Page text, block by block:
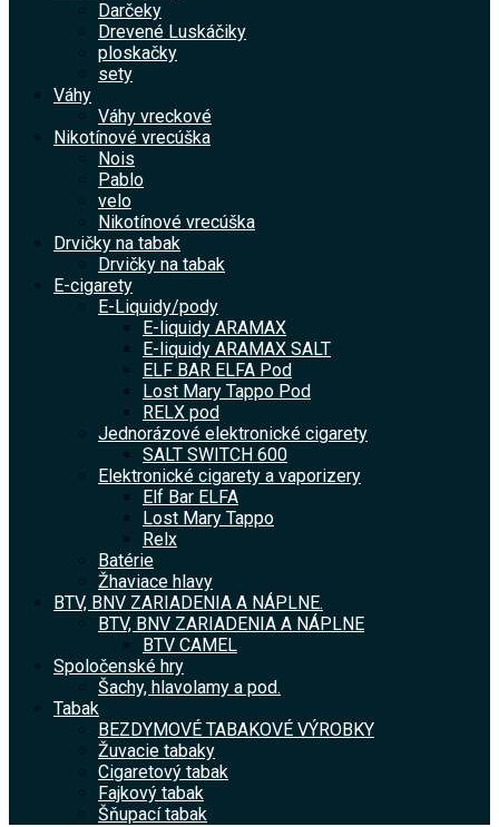
Darčeky
Drevené Luskáčiky
ploskačky
sety
Váhy
Váhy vreckové
Nikotínové vrecúška
Nois
Pablo
velo
Nikotínové vrecúška
Drvičky na tabak
Drvičky na tabak
E-cigarety
E-Liquidy/pody
E-liquidy ARAMAX
E-liquidy ARAMAX SALT
ELF BAR ELFA Pod
Lost Mary Tappo Pod
RELX pod
Jednorázové elektronické cigarety
SALT SWITCH 600
Elektronické cigarety a vaporizery
Elf Bar ELFA
Lost Mary Tappo
Relx
Batérie
Žhaviace hlavy
BTV, BNV ZARIADENIA A NÁPLNE.
BTV, BNV ZARIADENIA A NÁPLNE
BTV CAMEL
Spoločenské hry
Šachy, hlavolamy a pod.
Tabak
BEZDYMOVÉ TABAKOVÉ VÝROBKY
Žuvacie tabaky
Cigaretový tabak
Fajkový tabak
Šňupací tabak